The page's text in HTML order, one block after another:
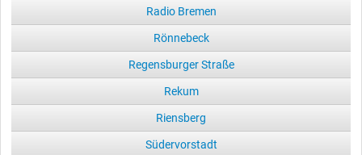
Radio Bremen
Rönnebeck
Regensburger Straße
Rekum
Riensberg
Südervorstadt